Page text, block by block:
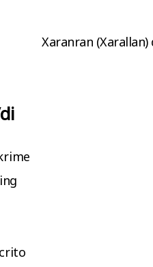
Xaranran